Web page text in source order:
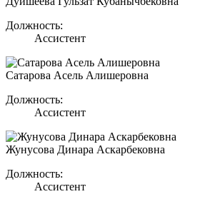
Должность:
Ассистент
Сатарова Асель Алишеровна
Должность:
Ассистент
Жунусова Динара Аскарбековна
Должность:
Ассистент